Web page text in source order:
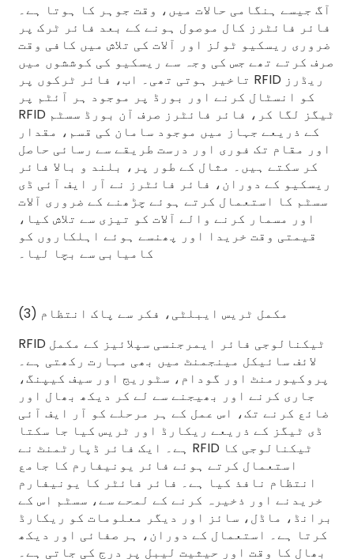
آگ جیسے ہنگامی حالات میں، وقت جوہر کا ہوتا ہے۔
فائر فائٹرز کال موصول ہونے کے بعد فائر ٹرک پر
ضروری ریسکیو ٹولز اور آلات کی تلاش میں کافی وقت
صرف کرتے تھے جس کی وجہ سے ریسکیو کی کوششوں میں
تاخیر ہوتی تھی۔ اب، فائر ٹرکوں پر RFID ریڈرز
کو انسٹال کرنے اور بورڈ پر موجود ہر آئٹم پر
RFID ٹیگز لگا کر، فائر فائٹرز صرف آن بورڈ سسٹم
کے ذریعے جہاز میں موجود سامان کی قسم، مقدار
اور مقام تک فوری اور درست طریقے سے رسائی حاصل
کر سکتے ہیں۔ مثال کے طور پر، بلند و بالا فائر
ریسکیو کے دوران، فائر فائٹرز نے آر ایف آئی ڈی
سسٹم کا استعمال کرتے ہوئے چڑھنے کے ضروری آلات
اور مسمار کرنے والے آلات کو تیزی سے تلاش کیا،
قیمتی وقت خریدا اور پھنسے ہوئے اہلکاروں کو
کامیابی سے بچا لیا۔
(3) مکمل ٹریس ایبلٹی، فکر سے پاک انتظام
RFID ٹیکنالوجی فائر ایمرجنسی سپلائیز کے مکمل
لائف سائیکل مینجمنٹ میں بھی مہارت رکھتی ہے۔
پروکیورمنٹ اور گودام، سٹوریج اور سیف کیپنگ،
جاری کرنے اور بھیجنے سے لے کر دیکھ بھال اور
ضائع کرنے تک، اس عمل کے ہر مرحلے کو آر ایف آئی
ڈی ٹیگز کے ذریعے ریکارڈ اور ٹریس کیا جا سکتا
ہے۔ ایک فائر ڈپارٹمنٹ نے RFID ٹیکنالوجی کا
استعمال کرتے ہوئے فائر یونیفارم کا جامع
انتظام نافذ کیا ہے۔ فائر فائٹر کا یونیفارم
خریدنے اور ذخیرہ کرنے کے لمحے سے، سسٹم اس کے
برانڈ، ماڈل، سائز اور دیگر معلومات کو ریکارڈ
کرتا ہے۔ استعمال کے دوران، ہر صفائی اور دیکھ
بھال کا وقت اور حیثیت لیبل پر درج کی جاتی ہے۔